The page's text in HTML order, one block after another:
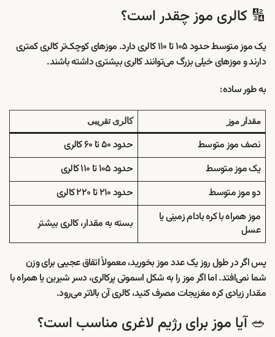
🔢 کالری موز چقدر است؟
یک موز متوسط حدود ۱۰۵ تا ۱۱۰ کالری دارد. موزهای کوچک‌تر کالری کمتری
دارند و موزهای خیلی بزرگ می‌توانند کالری بیشتری داشته باشند.
به طور ساده:
مقدار موز کالری تقریبی
نصف موز متوسط
حدود ۵۰ تا ۶۰ کالری
یک موز متوسط
حدود ۱۰۵ تا ۱۱۰ کالری
دو موز متوسط
حدود ۲۱۰ تا ۲۲۰ کالری
موز همراه با کره بادام زمینی یا
عسل
بسته به مقدار، کالری بیشتر
پس اگر در طول روز یک عدد موز بخورید، معمولاً اتفاق عجیبی برای وزن
شما نمی‌افتد. اما اگر موز را به شکل اسموتی پرکالری، دسر شیرین یا همراه با
مقدار زیادی کره مغزیجات مصرف کنید، کالری آن بالاتر می‌رود.
🥗 آیا موز برای رژیم لاغری مناسب است؟